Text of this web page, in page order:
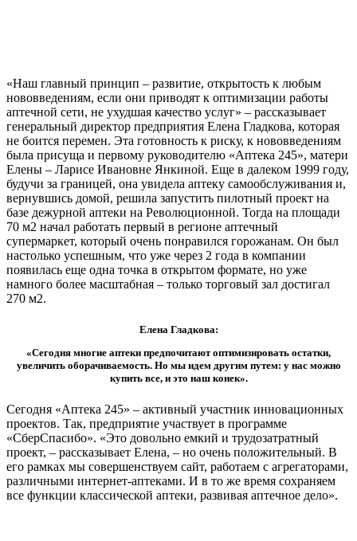
«Наш главный принцип – развитие, открытость к любым
нововведениям, если они приводят к оптимизации работы
аптечной сети, не ухудшая качество услуг» – рассказывает
генеральный директор предприятия Елена Гладкова, которая
не боится перемен. Эта готовность к риску, к нововведениям
была присуща и первому руководителю «Аптека 245», матери
Елены – Ларисе Ивановне Янкиной. Еще в далеком 1999 году,
будучи за границей, она увидела аптеку самообслуживания и,
вернувшись домой, решила запустить пилотный проект на
базе дежурной аптеки на Революционной. Тогда на площади
70 м2 начал работать первый в регионе аптечный
супермаркет, который очень понравился горожанам. Он был
настолько успешным, что уже через 2 года в компании
появилась еще одна точка в открытом формате, но уже
намного более масштабная – только торговый зал достигал
270 м2.
Елена Гладкова:
«Сегодня многие аптеки предпочитают оптимизировать остатки,
увеличить оборачиваемость. Но мы идем другим путем: у нас можно
купить все, и это наш конек».
Сегодня «Аптека 245» – активный участник инновационных
проектов. Так, предприятие участвует в программе
«СберСпасибо». «Это довольно емкий и трудозатратный
проект, – рассказывает Елена, – но очень положительный. В
его рамках мы совершенствуем сайт, работаем с агрегаторами,
различными интернет-аптеками. И в то же время сохраняем
все функции классической аптеки, развивая аптечное дело».